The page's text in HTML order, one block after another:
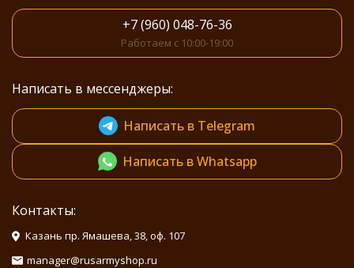
+7 (960) 048-76-36
Работаем с 10:00-19:00
Написать в мессенджеры:
Написать в Telegram
Написать в Whatsapp
Контакты:
Казань пр. Ямашева, 38, оф. 107
manager@rusarmyshop.ru